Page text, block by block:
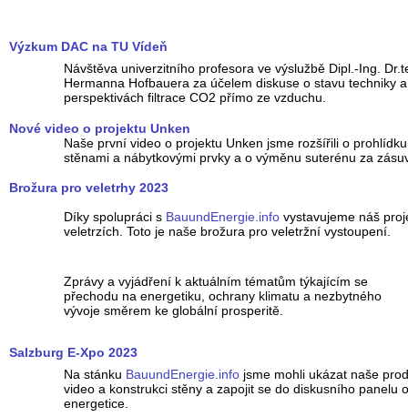
Výzkum DAC na TU Vídeň
Návštěva univerzitního profesora ve výslužbě Dipl.-Ing.
Hermanna Hofbauera za účelem diskuse o stavu techniky a
perspektivách filtrace CO2 přímo ze vzduchu.
Nové video o projektu Unken
Naše první video o projektu Unken jsme rozšířili o
stěnami a nábytkovými prvky a o výměnu suterénu za
Brožura pro veletrhy 2023
Díky spolupráci s BauundEnergie.info vystavujeme náš
veletrzích. Toto je naše brožura pro veletržní vystoupení.
Zprávy a vyjádření k aktuálním tématům týkajícím se
přechodu na energetiku, ochrany klimatu a nezbytného
vývoje směrem ke globální prosperitě.
Salzburg E-Xpo 2023
Na stánku BauundEnergie.info jsme mohli ukázat naše
video a konstrukci stěny a zapojit se do diskusního panelu o
energetice.